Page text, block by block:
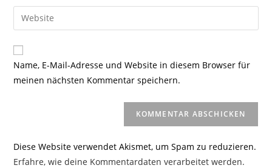
zum
Kommentieren
ein
E-
Mail-
zum
Kommentieren
ein
Gib
deine
Website-
URL
Name, E-Mail-Adresse und Website in diesem Browser für
meinen nächsten Kommentar speichern.
Diese Website verwendet Akismet, um Spam zu reduzieren.
Erfahre, wie deine Kommentardaten verarbeitet werden.